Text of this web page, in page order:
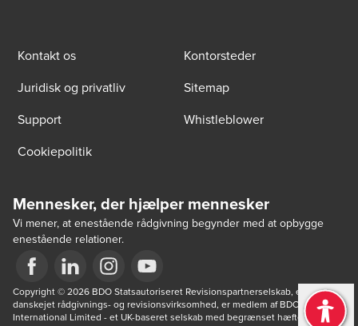
Kontakt os
Kontorsteder
Juridisk og privatliv
Sitemap
Support
Whistleblower
Cookiepolitik
Mennesker, der hjælper mennesker
Vi mener, at enestående rådgivning begynder med at opbygge
enestående relationer.
Opens in a new window/tab
Opens in a new window/tab
Opens in a new window/tab
Opens in a new window/tab
Copyright © 2026 BDO Statsautoriseret Revisionspartnerselskab, en
danskejet rådgivnings- og revisionsvirksomhed, er medlem af BDO
International Limited - et UK-baseret selskab med begrænset hæftelse - og